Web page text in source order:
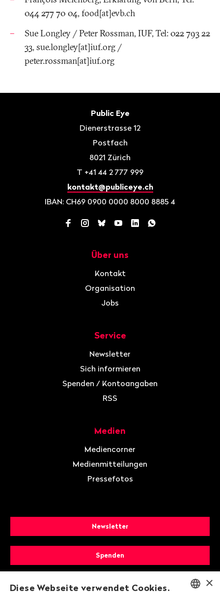
044 277 70 04, food[at]evb.ch
Sue Longley / Peter Rossman, IUF, Tel: 022 793 22
33, sue.longley[at]iuf.org /
peter.rossman[at]iuf.org
Public Eye
Dienerstrasse 12
Postfach
8021 Zürich
T +41 44 2 777 999
kontakt@publiceye.ch
IBAN: CH69 0900 0000 8000 8885 4
Facebook
Instagram
BlueskyYouTube
LinkedInWhatsApp
Über uns
Kontakt
Organisation
Jobs
Service
Newsletter
Sich informieren
Spenden / Kontoangaben
RSS
Medien
Mediencorner
Medienmitteilungen
Pressefotos
Newsletter
Spenden
Mitglied werden ×
Diese Webseite verwendet Cookies.